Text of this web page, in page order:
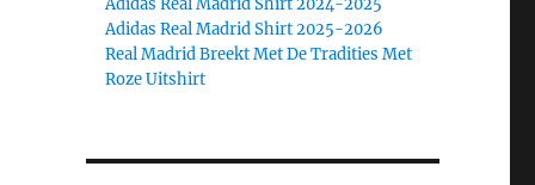
Adidas Real Madrid Shirt 2024-2025
Adidas Real Madrid Shirt 2025-2026
Real Madrid Breekt Met De Tradities Met
Roze Uitshirt